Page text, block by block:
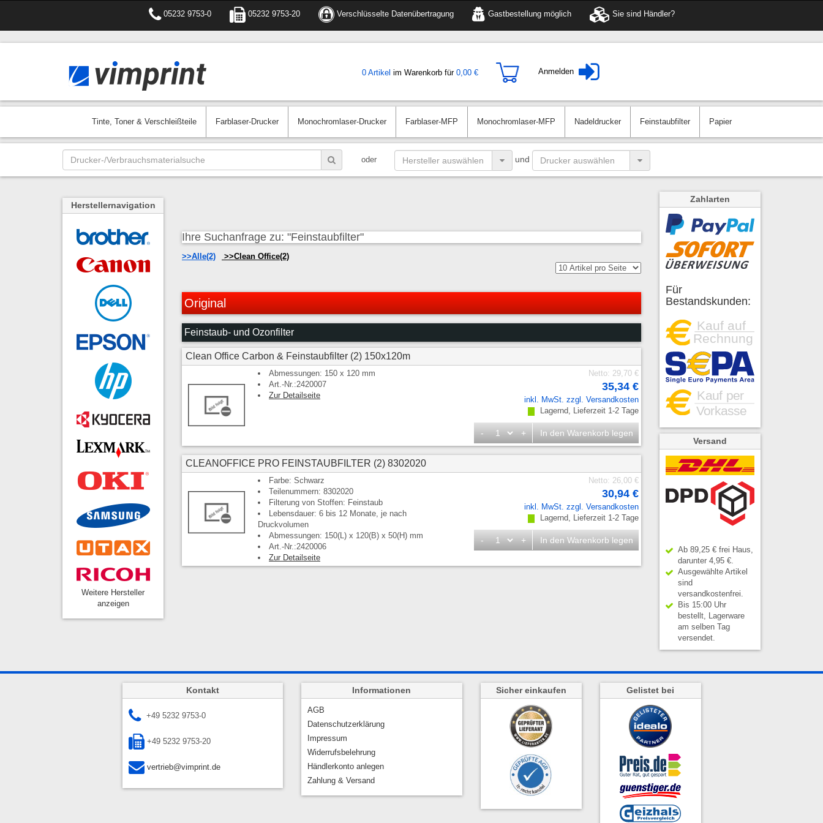
05232 9753-0 05232 9753-20 Verschlüsselte Datenübertragung Gastbestellung möglich Sie sind Händler?
0 Artikel im Warenkorb für0,00 € Anmelden
Tinte, Toner & Verschleißteile Farblaser-Drucker Monochromlaser-Drucker Farblaser-MFP Monochromlaser-MFP Nadeldrucker Feinstaubfilter Papier
oder und
Ihre Suchanfrage zu: "Feinstaubfilter"
Alle(2) Clean Office(2)
Original
Feinstaub- und Ozonfilter
Clean Office Carbon & Feinstaubfilter (2) 150x120m
Abmessungen: 150 x 120 mm
Art.-Nr.:2420007
Zur Detailseite
Netto: 29,70 €
35,34 €
inkl. MwSt. zzgl. Versandkosten
Lagernd, Lieferzeit 1-2 Tage
- + In den Warenkorb legen
CLEANOFFICE PRO FEINSTAUBFILTER (2) 8302020
Farbe: Schwarz
Teilenummern: 8302020
Filterung von Stoffen: Feinstaub
Lebensdauer: 6 bis 12 Monate, je nach
Druckvolumen
Abmessungen: 150(L) x 120(B) x 50(H) mm
Art.-Nr.:2420006
Zur Detailseite
Netto: 26,00 €
30,94 €
inkl. MwSt. zzgl. Versandkosten
Lagernd, Lieferzeit 1-2 Tage
- + In den Warenkorb legen
Herstellernavigation
Weitere Hersteller
anzeigen
Zahlarten
Für
Bestandskunden:
Versand
Ab 89,25 € frei Haus,
darunter 4,95 €.
Ausgewählte Artikel
sind
versandkostenfrei.
Bis 15:00 Uhr
bestellt, Lagerware
am selben Tag
versendet.
Kontakt
+49 5232 9753-0
+49 5232 9753-20
vertrieb@vimprint.de
Informationen
AGB
Datenschutzerklärung
Impressum
Widerrufsbelehrung
Händlerkonto anlegen
Zahlung & Versand
Sicher einkaufen Gelistet bei